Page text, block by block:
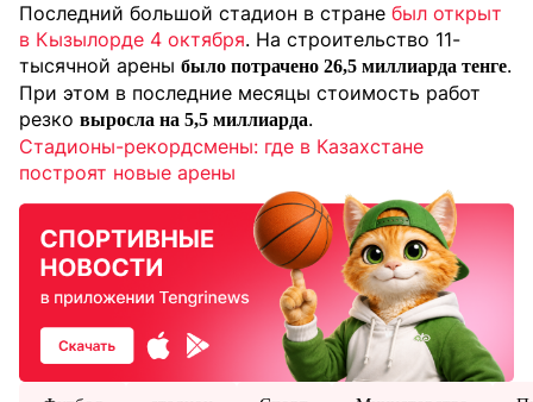
Последний большой стадион в стране был открыт
в Кызылорде 4 октября. На строительство 11-
тысячной арены было потрачено 26,5 миллиарда тенге.
При этом в последние месяцы стоимость работ
резко выросла на 5,5 миллиарда.
Стадионы-рекордсмены: где в Казахстане
построят новые арены